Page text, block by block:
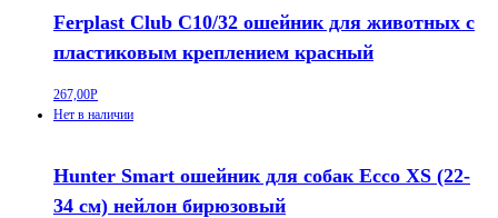
Ferplast Club C10/32 ошейник для животных с
пластиковым креплением красный
267,00Р
Нет в наличии
Hunter Smart ошейник для собак Ecco XS (22-
34 см) нейлон бирюзовый